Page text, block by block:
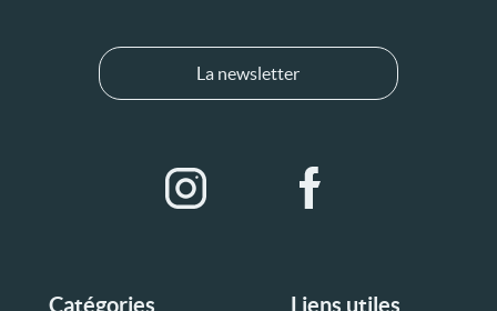
Catégories Liens utiles
La newsletter